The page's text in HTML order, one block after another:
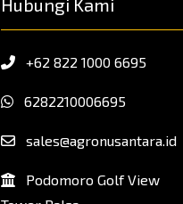
Hubungi Kami
+62 822 1000 6695
6282210006695
sales@agronusantara.id
Podomoro Golf View